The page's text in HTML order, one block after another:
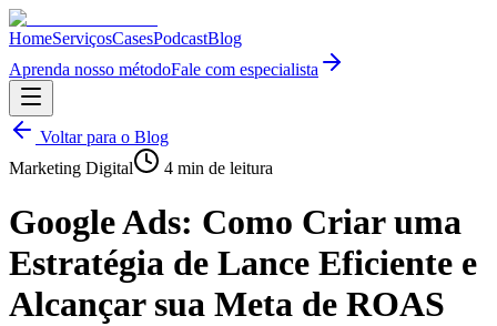
HomeServiçosCasesPodcastBlog
Aprenda nosso métodoFale com especialista
Voltar para o Blog
Marketing Digital
4 min de leitura
Google Ads: Como Criar uma
Estratégia de Lance Eficiente e
Alcançar sua Meta de ROAS